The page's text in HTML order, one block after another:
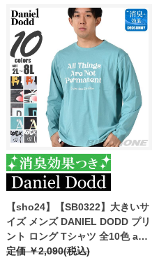
【sho24】【SB0322】大きいサ
イズ メンズ DANIEL DODD プリ
ント ロング Tシャツ 全10色 azt-
2401pt1
定価 ￥2,090(税込)